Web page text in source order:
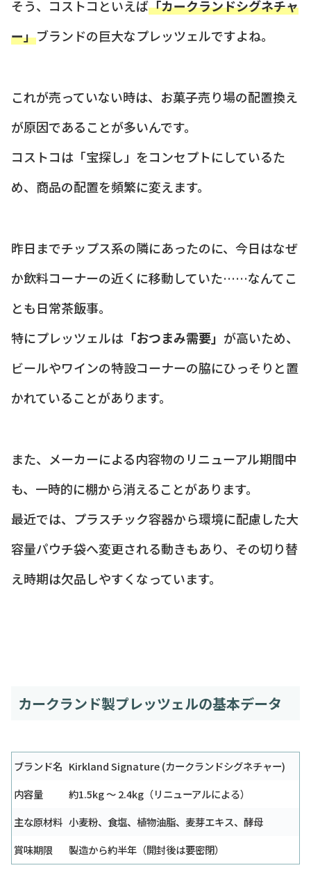
そう、コストコといえば「カークランドシグネチャ
ー」ブランドの巨大なプレッツェルですよね。
これが売っていない時は、お菓子売り場の配置換え
が原因であることが多いんです。
コストコは「宝探し」をコンセプトにしているた
め、商品の配置を頻繁に変えます。
昨日までチップス系の隣にあったのに、今日はなぜ
か飲料コーナーの近くに移動していた……なんてこ
とも日常茶飯事。
特にプレッツェルは 「おつまみ需要」 が高いため、
ビールやワインの特設コーナーの脇にひっそりと置
かれていることがあります。
また、メーカーによる内容物のリニューアル期間中
も、一時的に棚から消えることがあります。
最近では、プラスチック容器から環境に配慮した大
容量パウチ袋へ変更される動きもあり、その切り替
え時期は欠品しやすくなっています。
カークランド製プレッツェルの基本データ
ブランド名 Kirkland Signature (カークランドシグネチャー)
内容量
約1.5kg 〜 2.4kg（リニューアルによる）
主な原材料 小麦粉、食塩、植物油脂、麦芽エキス、酵母
賞味期限
製造から約半年（開封後は要密閉）